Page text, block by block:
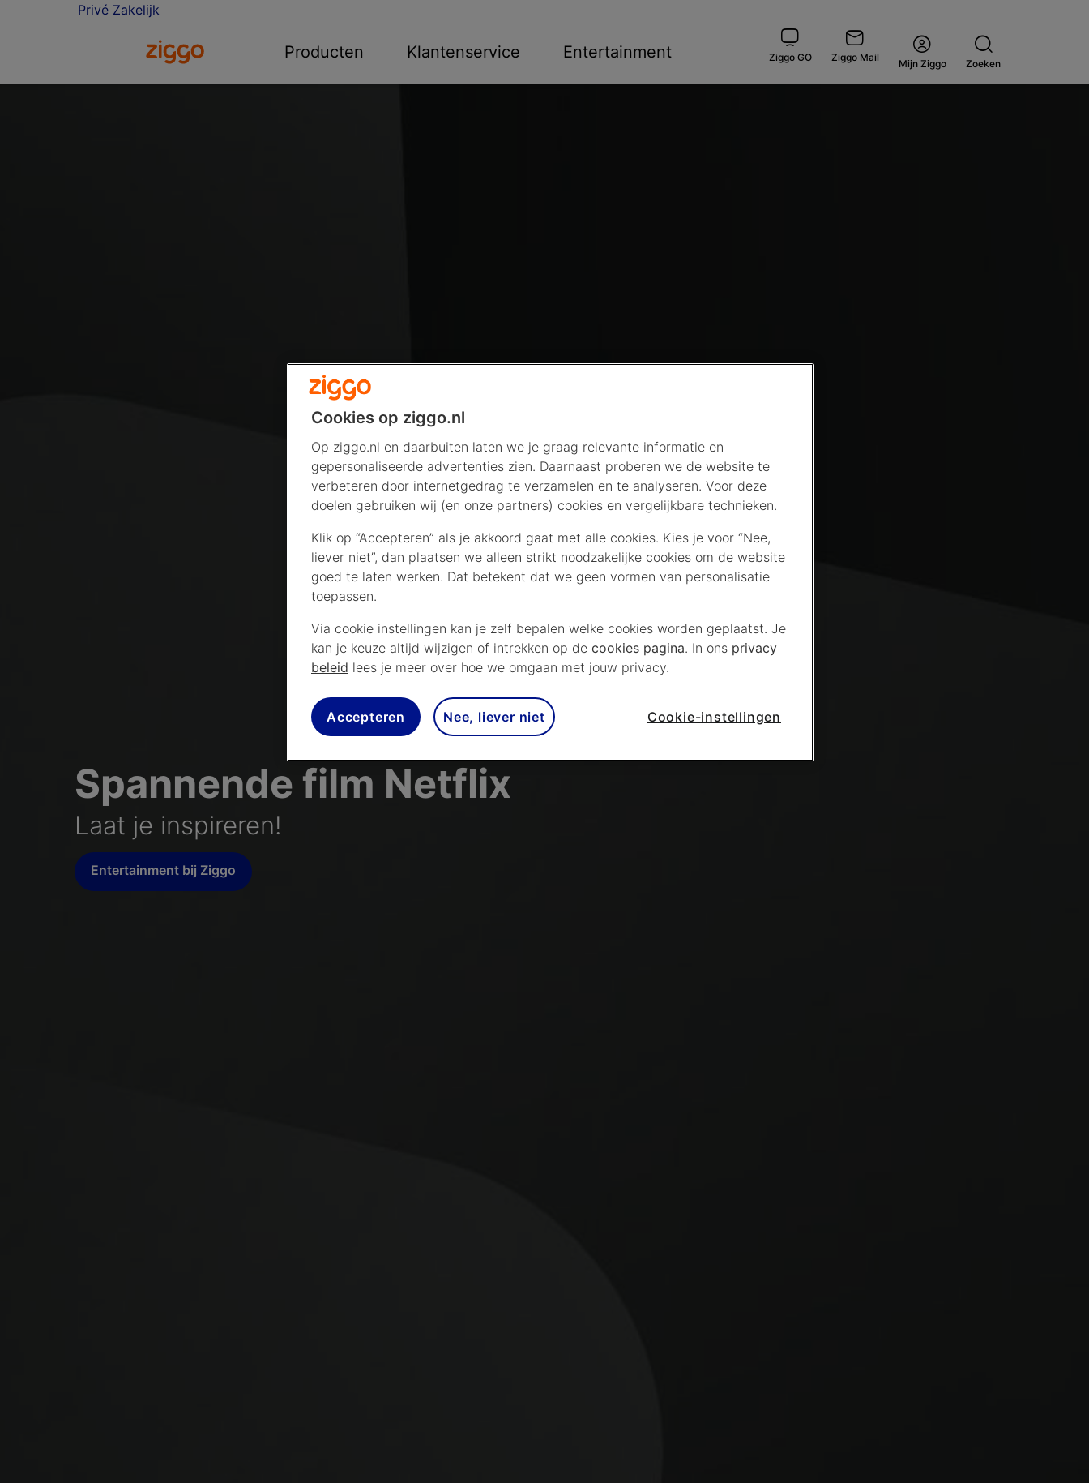
Privé Zakelijk
Ga naar de Ziggo homepageProducten Klantenservice Entertainment Ziggo GO Ziggo Mail Open
Mijn Ziggo
Zoeken
Spannende film Netflix
Laat je inspireren!
Entertainment bij Ziggo
Cookies op ziggo.nl
Op ziggo.nl en daarbuiten laten we je graag relevante informatie en
gepersonaliseerde advertenties zien. Daarnaast proberen we de website te
verbeteren door internetgedrag te verzamelen en te analyseren. Voor deze
doelen gebruiken wij (en onze partners) cookies en vergelijkbare technieken.
Klik op “Accepteren” als je akkoord gaat met alle cookies. Kies je voor “Nee,
liever niet”, dan plaatsen we alleen strikt noodzakelijke cookies om de website
goed te laten werken. Dat betekent dat we geen vormen van personalisatie
toepassen.
Via cookie instellingen kan je zelf bepalen welke cookies worden geplaatst. Je
kan je keuze altijd wijzigen of intrekken op de cookies pagina. In ons privacy
beleid lees je meer over hoe we omgaan met jouw privacy.
Accepteren Nee, liever niet Cookie-instellingen